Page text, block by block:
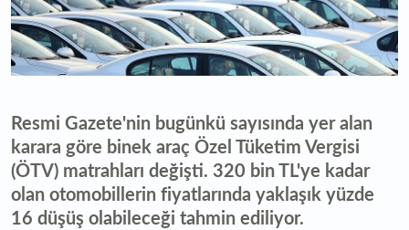
Resmi Gazete'nin bugünkü sayısında yer alan
karara göre binek araç Özel Tüketim Vergisi
(ÖTV) matrahları değişti. 320 bin TL'ye kadar
olan otomobillerin fiyatlarında yaklaşık yüzde
16 düşüş olabileceği tahmin ediliyor.